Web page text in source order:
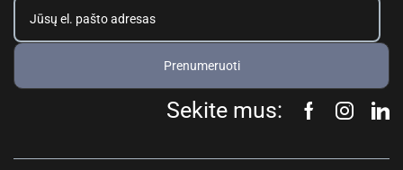
Prenumeruoti
Sekite mus: